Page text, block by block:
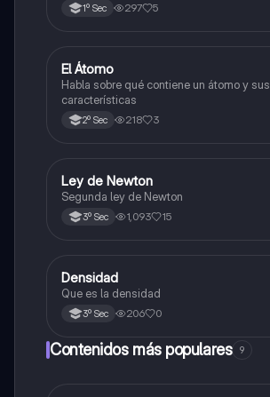
1º Sec 297 5
Física
El Átomo
Habla sobre qué contiene un átomo y sus
características
2º Sec 218 3
Física
Ley de Newton
Segunda ley de Newton
3º Sec 1,093 15
Matemáticas
Densidad
Que es la densidad
3º Sec 206 0
Contenidos más populares 9